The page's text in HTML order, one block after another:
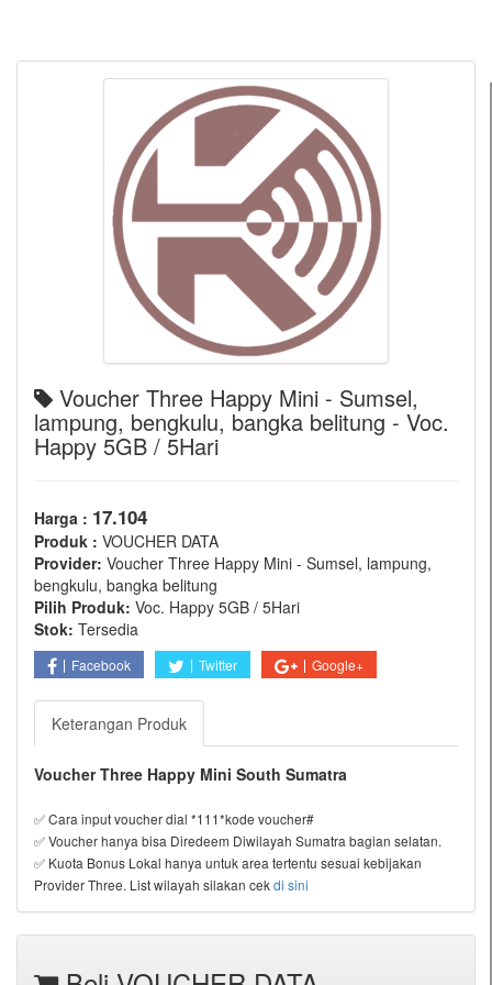
Voucher Three Happy Mini - Sumsel,
lampung, bengkulu, bangka belitung - Voc.
Happy 5GB / 5Hari
Harga : 17.104
Produk : VOUCHER DATA
Provider: Voucher Three Happy Mini - Sumsel, lampung,
bengkulu, bangka belitung
Pilih Produk: Voc. Happy 5GB / 5Hari
Stok: Tersedia
Facebook Twitter Google+
Keterangan Produk
Voucher Three Happy Mini South Sumatra
✅ Cara input voucher dial *111*kode voucher#
✅ Voucher hanya bisa Diredeem Diwilayah Sumatra bagian selatan.
✅ Kuota Bonus Lokal hanya untuk area tertentu sesuai kebijakan
Provider Three. List wilayah silakan cekdi sini